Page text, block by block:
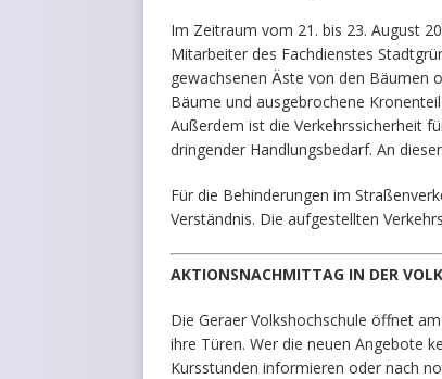
Im Zeitraum vom 21. bis 23. August
Mitarbeiter des Fachdienstes
gewachsenen Äste von den Bäumen
Bäume und ausgebrochene
Außerdem ist die Verkehrssicherheit
dringender Handlungsbedarf. An
Für die Behinderungen im
Verständnis. Die aufgestellten
AKTIONSNACHMITTAG IN DER
Die Geraer Volkshochschule öffnet
ihre Türen. Wer die neuen Angebote
Kursstunden informieren oder nach